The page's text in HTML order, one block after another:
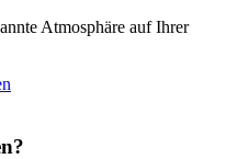
Atmosphäre auf Ihrer